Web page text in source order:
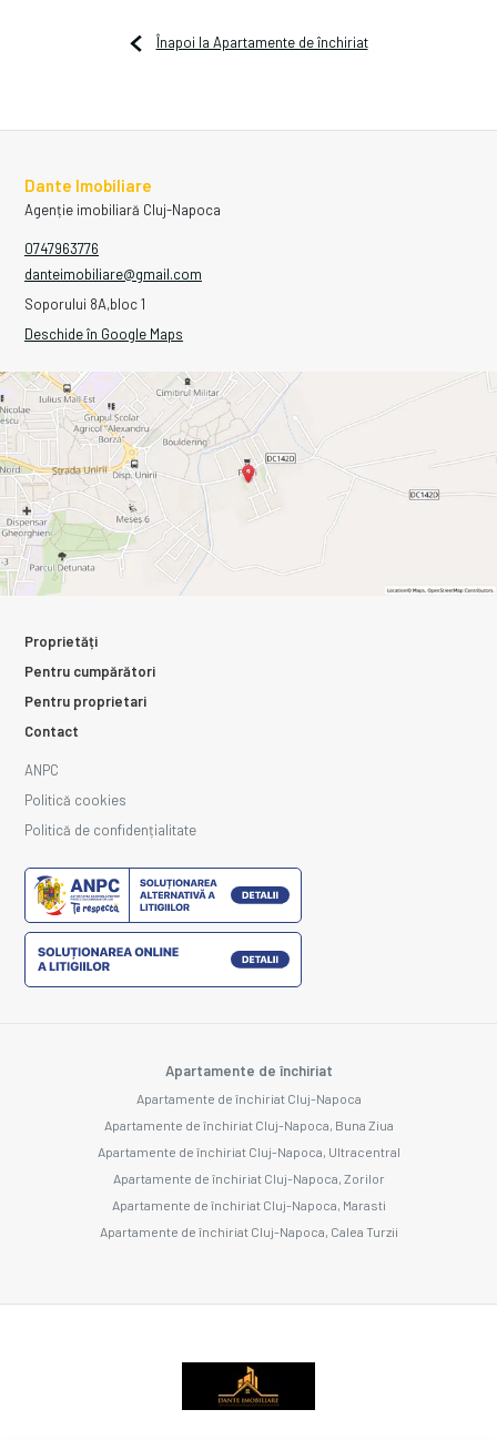
Înapoi la Apartamente de închiriat
Dante Imobiliare
Agenție imobiliară Cluj-Napoca
0747963776
danteimobiliare@gmail.com
Soporului 8A,bloc 1
Deschide în Google Maps
Proprietăți
Pentru cumpărători
Pentru proprietari
Contact
ANPC
Politică cookies
Politică de confidențialitate
Apartamente de închiriat
Apartamente de închiriat Cluj-Napoca
Apartamente de închiriat Cluj-Napoca, Buna Ziua
Apartamente de închiriat Cluj-Napoca, Ultracentral
Apartamente de închiriat Cluj-Napoca, Zorilor
Apartamente de închiriat Cluj-Napoca, Marasti
Apartamente de închiriat Cluj-Napoca, Calea Turzii